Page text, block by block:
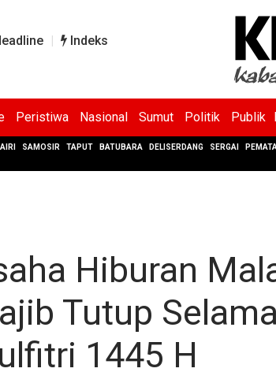
Indeks
Peristiwa Nasional Sumut Politik Publik
SAMOSIR TAPUT BATUBARA DELISERDANG SERGAI
Hiburan
Tutup
1445 H